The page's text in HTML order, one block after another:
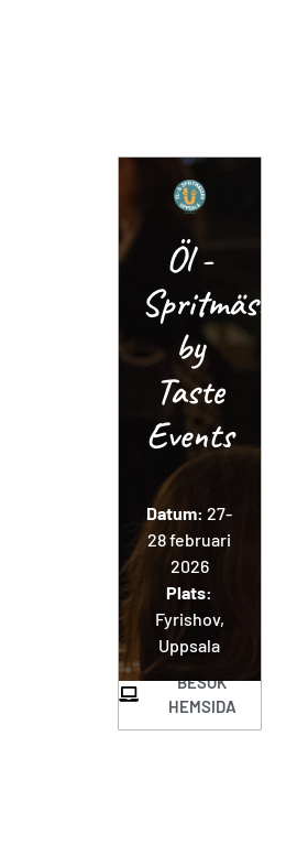
Öl -
by
Taste
Events
Datum: 27-
28 februari
2026
Plats:
Fyrishov,
Uppsala
BESÖK
HEMSIDA